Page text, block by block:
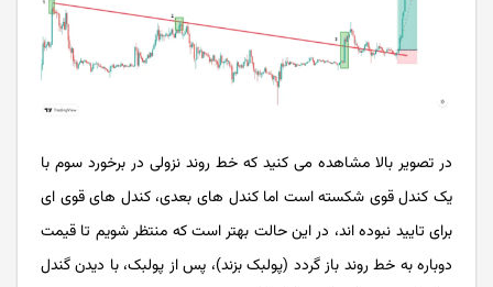
در تصویر بالا مشاهده می کنید که خط روند نزولی در برخورد سوم با
یک کندل قوی شکسته است اما کندل های بعدی، کندل های قوی ای
برای تایید نبوده اند، در این حالت بهتر است که منتظر شویم تا قیمت
دوباره به خط روند باز گردد (پولبک بزند)، پس از پولبک، با دیدن گندل